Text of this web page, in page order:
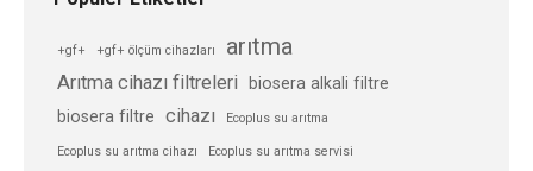
+gf+ +gf+ ölçüm cihazları arıtma
Arıtma cihazı filtreleri
biosera alkali filtre
biosera filtre
cihazı Ecoplus su arıtma
Ecoplus su arıtma cihazı Ecoplus su arıtma servisi